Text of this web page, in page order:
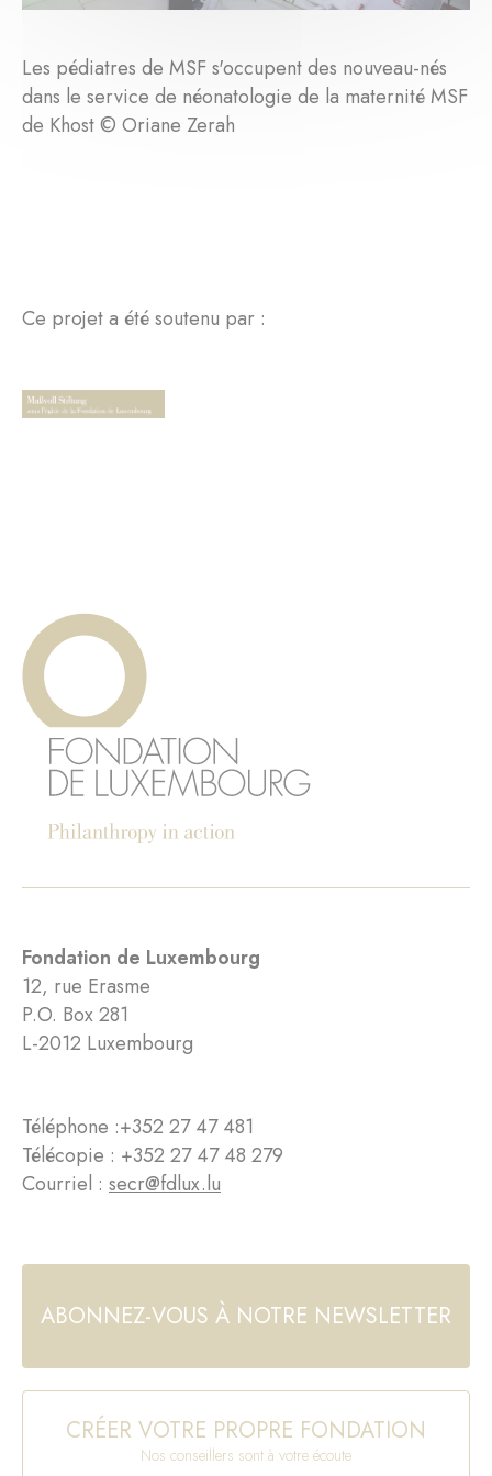
Les pédiatres de MSF s'occupent des nouveau-nés
dans le service de néonatologie de la maternité MSF
de Khost © Oriane Zerah
Ce projet a été soutenu par :
Fondation de Luxembourg
12, rue Erasme
P.O. Box 281
L-2012 Luxembourg
Téléphone :+352 27 47 481
Télécopie : +352 27 47 48 279
Courriel : secr@fdlux.lu
ABONNEZ-VOUS À NOTRE NEWSLETTER
CRÉER VOTRE PROPRE FONDATION
Nos conseillers sont à votre écoute